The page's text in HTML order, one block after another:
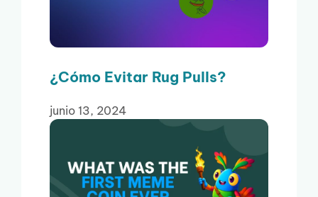
¿Cómo Evitar Rug Pulls?
junio 13, 2024